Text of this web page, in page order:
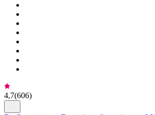
4,7(606)